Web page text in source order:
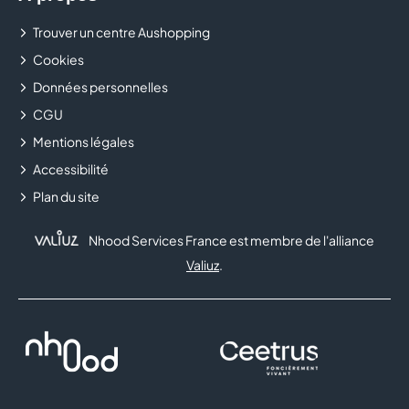
Trouver un centre Aushopping
Cookies
Données personnelles
CGU
Mentions légales
Accessibilité
Plan du site
Nhood Services France est membre de l'alliance
Valiuz.